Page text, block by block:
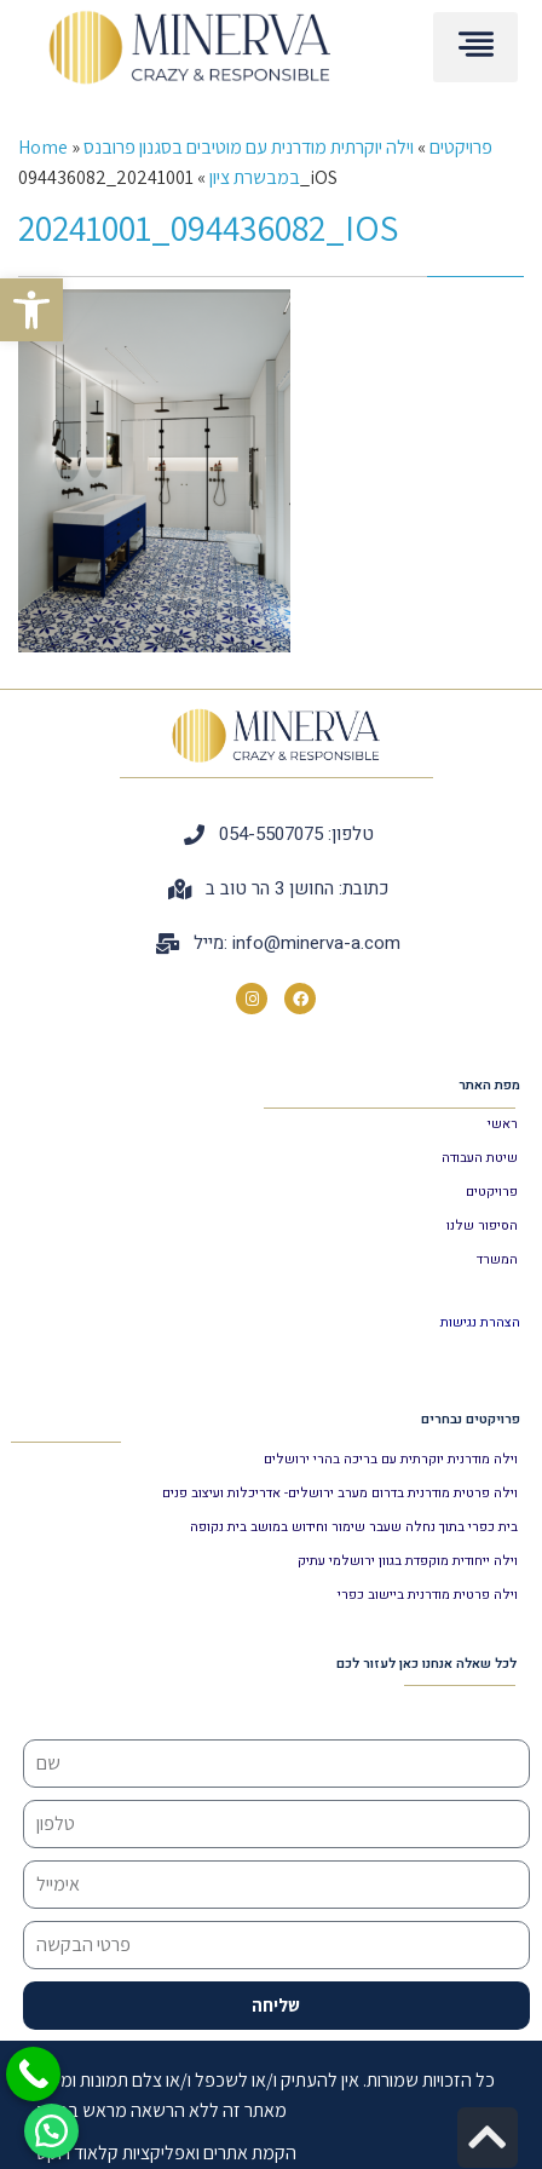
Open toolbar
Home » פרויקטים» וילה יוקרתית מודרנית עם מוטיבים בסגנון פרובנס
במבשרת ציון» 20241001_094436082_iOS
20241001_094436082_IOS
טלפון: 054-5507075
כתובת: החושן 3 הר טוב ב
מייל: info@minerva-a.com
מפת האתר
ראשי
שיטת העבודה
פרויקטים
הסיפור שלנו
המשרד
הצהרת נגישות
פרויקטים נבחרים
וילה מודרנית יוקרתית עם בריכה בהרי ירושלים
וילה פרטית מודרנית בדרום מערב ירושלים- אדריכלות ועיצוב פנים
בית כפרי בתוך נחלה שעבר שימור וחידוש במושב בית נקופה
וילה ייחודית מוקפדת בגוון ירושלמי עתיק
וילה פרטית מודרנית ביישוב כפרי
לכל שאלה אנחנו כאן לעזור לכם
שליחה
כל הזכויות שמורות. אין להעתיק ו/או לשכפל ו/או צלם תמונות ומידע
מאתר זה ללא הרשאה מראש בכתב
הקמת אתרים ואפליקציות קלאוד רוקט